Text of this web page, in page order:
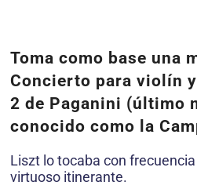
Toma como base una
Concierto para violín
2 de Paganini (último
conocido como la
Liszt lo tocaba con
virtuoso itinerante.